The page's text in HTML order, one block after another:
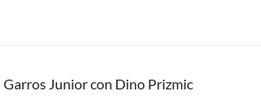
Garros Junior con Dino Prizmic